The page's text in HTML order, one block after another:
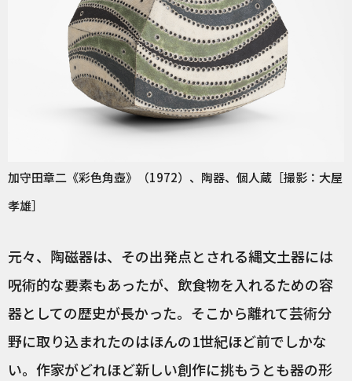
加守田章二《彩色角壺》（1972）、陶器、個人蔵［撮影：大屋
孝雄］
元々、陶磁器は、その出発点とされる縄文土器には
呪術的な要素もあったが、飲食物を入れるための容
器としての歴史が長かった。そこから離れて芸術分
野に取り込まれたのはほんの1世紀ほど前でしかな
い。作家がどれほど新しい創作に挑もうとも器の形